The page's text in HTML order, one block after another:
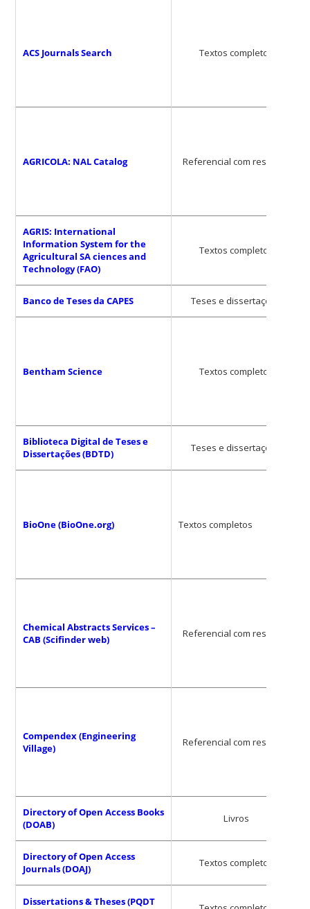
ACS Journals Search Textos completos
AGRICOLA: NAL Catalog Referencial com resumos
AGRIS: International
Information System for the
Agricultural SA ciences and
Technology (FAO)
Textos completos
Banco de Teses da CAPES Teses e dissertações
Bentham Science Textos completos
Biblioteca Digital de Teses e
Dissertações (BDTD)
Teses e dissertações
BioOne (BioOne.org) Textos completos
Chemical Abstracts Services –
CAB (Scifinder web)
Referencial com resumos
Compendex (Engineering
Village)
Referencial com resumos
Directory of Open Access Books
(DOAB)
Livros
Directory of Open Access
Journals (DOAJ)
Textos completos
Dissertations & Theses (PQDT